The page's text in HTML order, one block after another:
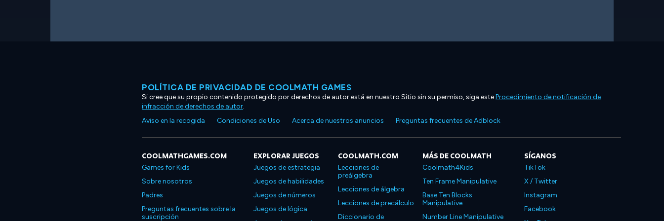
POLÍTICA DE PRIVACIDAD DE COOLMATH GAMES
Si cree que su propio contenido protegido por derechos de autor está en nuestro Sitio sin su permiso, siga esteProcedimiento de notificación de
infracción de derechos de autor.
Aviso en la recogida
Condiciones de Uso Acerca de nuestros anuncios Preguntas frecuentes de Adblock
COOLMATHGAMES.COM
Games for Kids
Sobre nosotros
Padres
Preguntas frecuentes sobre la
suscripción
EXPLORAR JUEGOS
Juegos de estrategia
Juegos de habilidades
Juegos de números
Juegos de lógica
COOLMATH.COM
Lecciones de
preálgebra
Lecciones de álgebra
Lecciones de precálculo
Diccionario de
MÁS DE COOLMATH
Coolmath4Kids
Ten Frame Manipulative
Base Ten Blocks
Manipulative
Number Line Manipulative
SÍGANOS
TikTok
X / Twitter
Instagram
Facebook